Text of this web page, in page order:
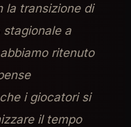
la transizione di
a
ritenuto
i giocatori si
il tempo